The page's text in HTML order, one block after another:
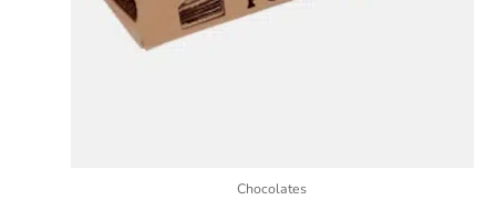
Chocolates